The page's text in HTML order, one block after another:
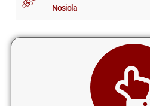
Nosiola